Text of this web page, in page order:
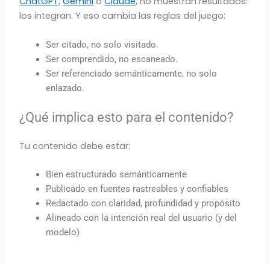
los integran. Y eso cambia las reglas del juego:
Ser citado, no solo visitado.
Ser comprendido, no escaneado.
Ser referenciado semánticamente, no solo
enlazado.
¿Qué implica esto para el contenido?
Tu contenido debe estar:
Bien estructurado semánticamente
Publicado en fuentes rastreables y confiables
Redactado con claridad, profundidad y propósito
Alineado con la intención real del usuario (y del
modelo)